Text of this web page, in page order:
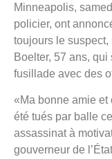
Minneapolis,
policier, ont
toujours le suspect,
Boelter, 57 ans, qui
fusillade avec des
«Ma bonne amie et
​​été tués par balle
assassinat à
gouverneur de